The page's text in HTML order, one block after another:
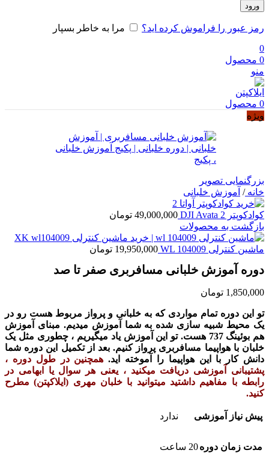
ورود
رمز عبور را فراموش کرده اید؟
مرا به خاطر بسپار
0
0 محصول
منو
0 محصول
ویژه
بزرگنمایی تصویر
خانه/ آموزش خلبانی
کوادکوپتر DJI Avata 2 49,000,000 تومان
بازگشت به محصولات
ماشین کنترلی WL 104009 19,950,000 تومان
دوره آموزش خلبانی مسافربری صفر تا صد
1,850,000 تومان
تو این دوره تمام مواردی که به خلبانی و پرواز مربوط هست رو در
یک محیط شبیه سازی شده به شما آموزش میدیم. مبنای آموزش
هم بوئینگ 737 هست. تو این آموزش یاد میگیریم ، چطوری مثل یک
خلبان با هواپیما مسافربری پرواز کنیم. بعد از تکمیل این دوره شما
دانش کار با این هواپیما را آموخته اید. همچنین در طول دوره ،
پشتیبانی آموزشی دریافت میکنید ، یعنی هر سوال یا ابهامی در
رابطه با مفاهیم داشتید میتوانید با خلبان مهری (ایلاکپتن) مطرح
کنید.
پیش نیاز آموزشی ندارد
مدت زمان دوره20 ساعت